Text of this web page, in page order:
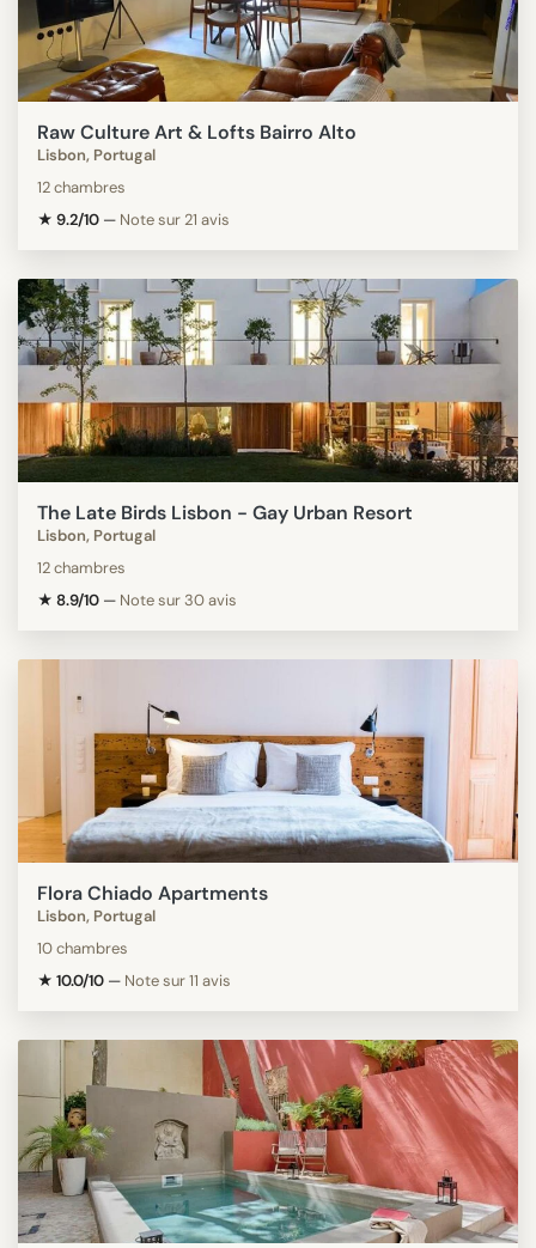
Raw Culture Art & Lofts Bairro Alto
Lisbon, Portugal
12 chambres
★ 9.2/10 — Note sur 21 avis
The Late Birds Lisbon - Gay Urban Resort
Lisbon, Portugal
12 chambres
★ 8.9/10 — Note sur 30 avis
Flora Chiado Apartments
Lisbon, Portugal
10 chambres
★ 10.0/10 — Note sur 11 avis